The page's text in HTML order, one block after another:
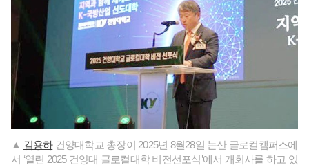
▲ 김용하건양대학교 총장이 2025년 8월28일 논산 글로컬캠퍼스에
서 ‘열린 2025 건양대 글로컬대학 비전선포식’에서 개회사를 하고 있